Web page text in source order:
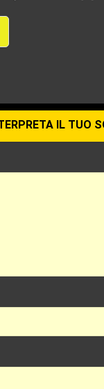
IL TUO